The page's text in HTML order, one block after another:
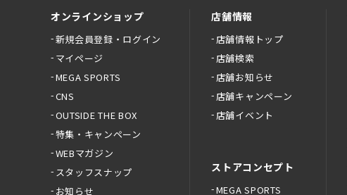
オンラインショップ
新規会員登録・ログイン
マイページ
MEGA SPORTS
CNS
OUTSIDE THE BOX
特集・キャンペーン
WEBマガジン
スタッフスナップ
お知らせ
店舗情報
店舗情報トップ
店舗検索
店舗お知らせ
店舗キャンペーン
店舗イベント
ストアコンセプト
MEGA SPORTS